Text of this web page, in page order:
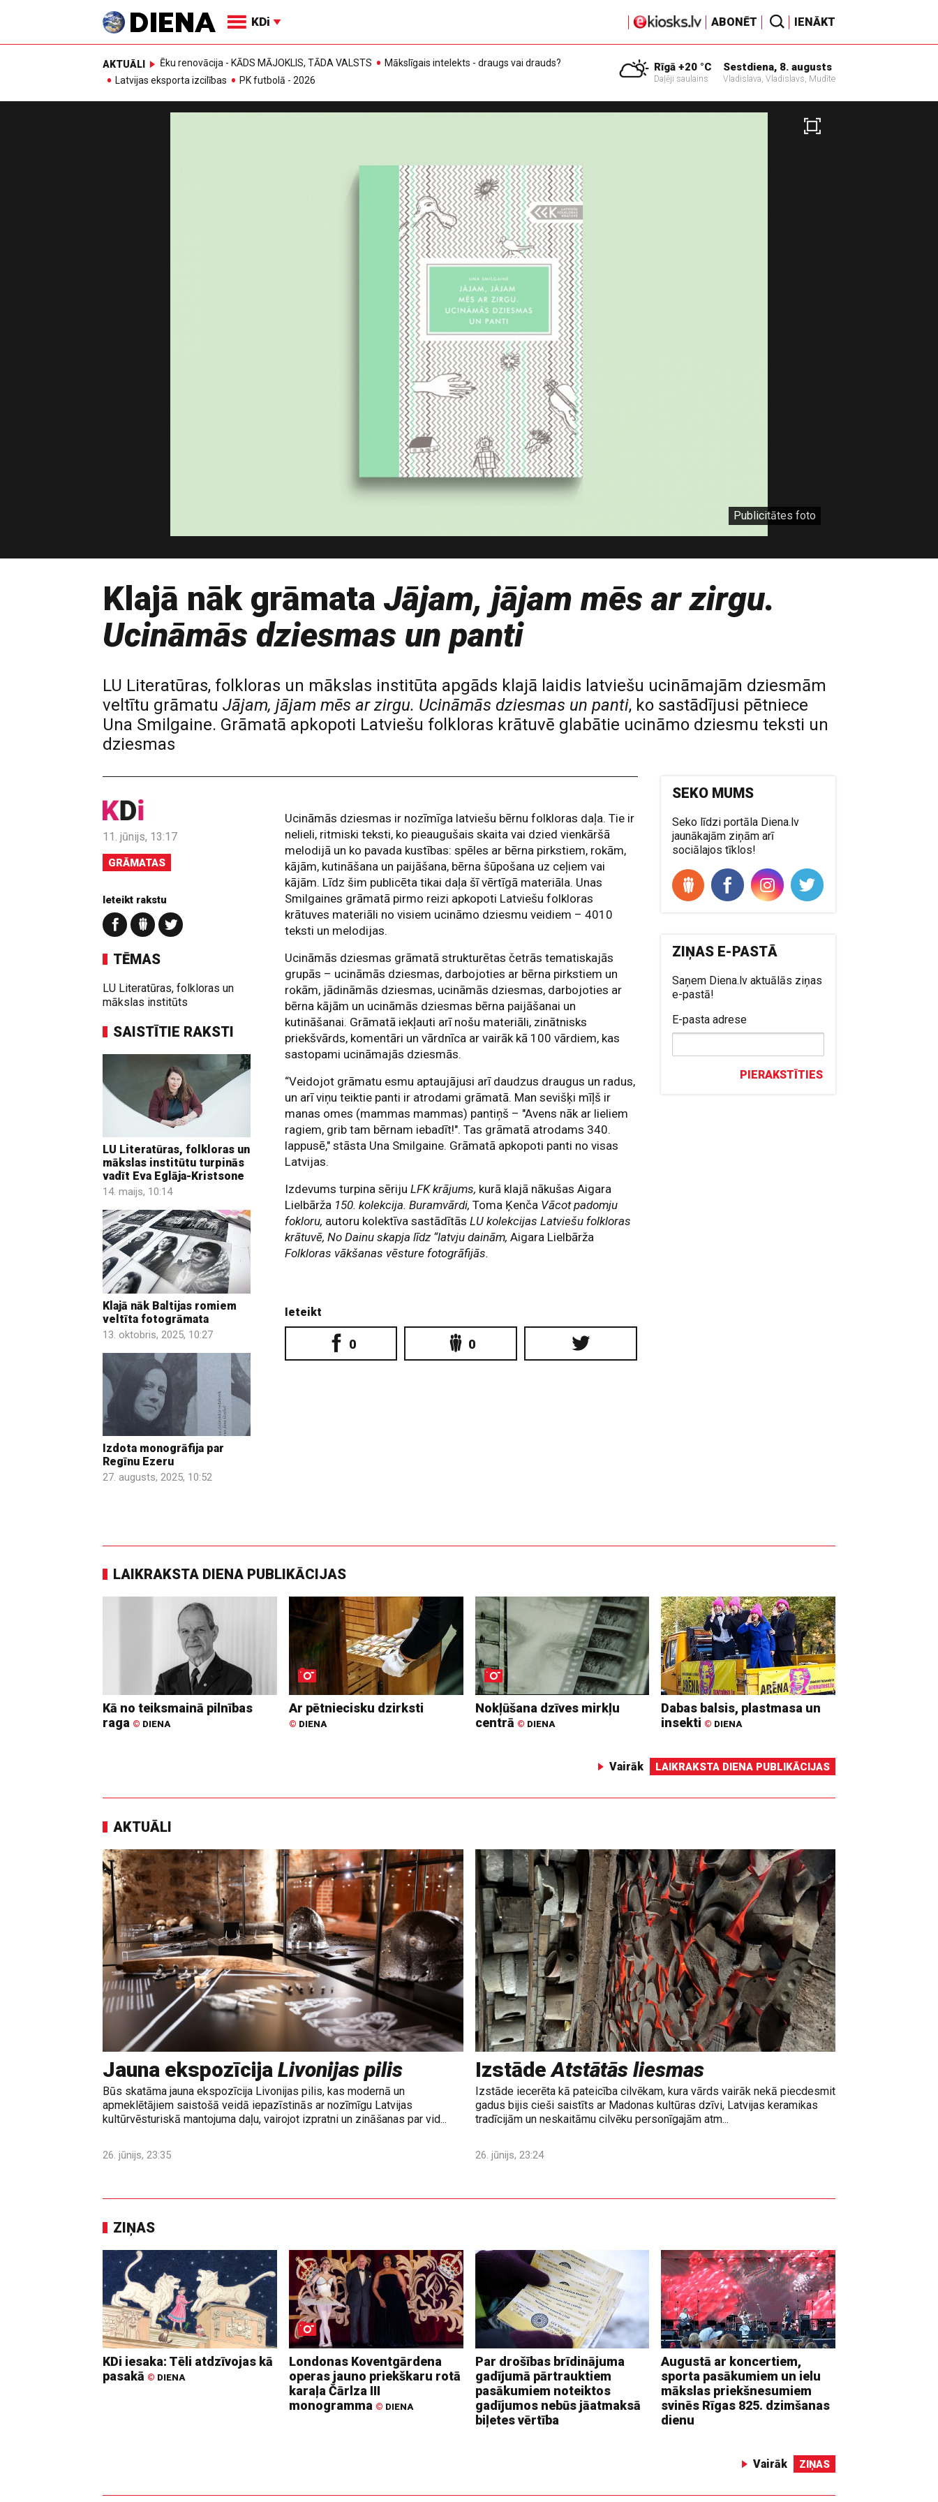
KDi ABONĒT IENĀKT
AKTUĀLI Ēku renovācija - KĀDS MĀJOKLIS, TĀDA VALSTS
Mākslīgais intelekts - draugs vai drauds?
Latvijas eksporta izcilības
PK futbolā - 2026
Rīgā +20 °C
Daļēji saulains
Sestdiena, 8. augusts
Vladislava, Vladislavs, Mudīte
Publicitātes foto
Klajā nāk grāmata Jājam, jājam mēs ar zirgu.
Ucināmās dziesmas un panti
LU Literatūras, folkloras un mākslas institūta apgāds klajā laidis latviešu ucināmajām dziesmām
veltītu grāmatu Jājam, jājam mēs ar zirgu. Ucināmās dziesmas un panti, ko sastādījusi pētniece
Una Smilgaine. Grāmatā apkopoti Latviešu folkloras krātuvē glabātie ucināmo dziesmu teksti un
dziesmas
11. jūnijs, 13:17
GRĀMATAS
Ieteikt rakstu
TĒMAS
LU Literatūras, folkloras un
mākslas institūts
SAISTĪTIE RAKSTI
LU Literatūras, folkloras un
mākslas institūtu turpinās
vadīt Eva Eglāja-Kristsone
14. maijs, 10:14
Klajā nāk Baltijas romiem
veltīta fotogrāmata
13. oktobris, 2025, 10:27
Izdota monogrāfija par
Regīnu Ezeru
27. augusts, 2025, 10:52
Ucināmās dziesmas ir nozīmīga latviešu bērnu folkloras daļa. Tie ir
nelieli, ritmiski teksti, ko pieaugušais skaita vai dzied vienkāršā
melodijā un ko pavada kustības: spēles ar bērna pirkstiem, rokām,
kājām, kutināšana un paijāšana, bērna šūpošana uz ceļiem vai
kājām. Līdz šim publicēta tikai daļa šī vērtīgā materiāla. Unas
Smilgaines grāmatā pirmo reizi apkopoti Latviešu folkloras
krātuves materiāli no visiem ucināmo dziesmu veidiem – 4010
teksti un melodijas.
Ucināmās dziesmas grāmatā strukturētas četrās tematiskajās
grupās – ucināmās dziesmas, darbojoties ar bērna pirkstiem un
rokām, jādināmās dziesmas, ucināmās dziesmas, darbojoties ar
bērna kājām un ucināmās dziesmas bērna paijāšanai un
kutināšanai. Grāmatā iekļauti arī nošu materiāli, zinātnisks
priekšvārds, komentāri un vārdnīca ar vairāk kā 100 vārdiem, kas
sastopami ucināmajās dziesmās.
“Veidojot grāmatu esmu aptaujājusi arī daudzus draugus un radus,
un arī viņu teiktie panti ir atrodami grāmatā. Man sevišķi mīļš ir
manas omes (mammas mammas) pantiņš – "Avens nāk ar lieliem
ragiem, grib tam bērnam iebadīt!". Tas grāmatā atrodams 340.
lappusē," stāsta Una Smilgaine. Grāmatā apkopoti panti no visas
Latvijas.
Izdevums turpina sērijuLFK krājums, kurā klajā nākušas Aigara
Lielbārža 150. kolekcija. Buramvārdi, Toma Ķenča Vācot padomju
fokloru, autoru kolektīva sastādītāsLU kolekcijas Latviešu folkloras
krātuvē, No Dainu skapja līdz “latvju dainām,Aigara Lielbārža
Folkloras vākšanas vēsture fotogrāfijās.
Ieteikt
0 0
SEKO MUMS
Seko līdzi portāla Diena.lv
jaunākajām ziņām arī
sociālajos tīklos!
ZIŅAS E-PASTĀ
Saņem Diena.lv aktuālās ziņas
e-pastā!
E-pasta adrese
PIERAKSTĪTIES
LAIKRAKSTA DIENA PUBLIKĀCIJAS
Kā no teiksmainā pilnības
raga © DIENA
Ar pētniecisku dzirksti
© DIENA
Nokļūšana dzīves mirkļu
centrā © DIENA
Dabas balsis, plastmasa un
insekti © DIENA
Vairāk LAIKRAKSTA DIENA PUBLIKĀCIJAS
AKTUĀLI
Jauna ekspozīcija Livonijas pilis
Būs skatāma jauna ekspozīcija Livonijas pilis, kas modernā un
apmeklētājiem saistošā veidā iepazīstinās ar nozīmīgu Latvijas
kultūrvēsturiskā mantojuma daļu, vairojot izpratni un zināšanas par vid...
26. jūnijs, 23:35
IzstādeAtstātās liesmas
Izstāde iecerēta kā pateicība cilvēkam, kura vārds vairāk nekā piecdesmit
gadus bijis cieši saistīts ar Madonas kultūras dzīvi, Latvijas keramikas
tradīcijām un neskaitāmu cilvēku personīgajām atm...
26. jūnijs, 23:24
ZIŅAS
KDi iesaka: Tēli atdzīvojas kā
pasakā © DIENA
Londonas Koventgārdena
operas jauno priekškaru rotā
karaļa Čārlza III
monogramma © DIENA
Par drošības brīdinājuma
gadījumā pārtrauktiem
pasākumiem noteiktos
gadījumos nebūs jāatmaksā
biļetes vērtība
Augustā ar koncertiem,
sporta pasākumiem un ielu
mākslas priekšnesumiem
svinēs Rīgas 825. dzimšanas
dienu
Vairāk ZIŅAS